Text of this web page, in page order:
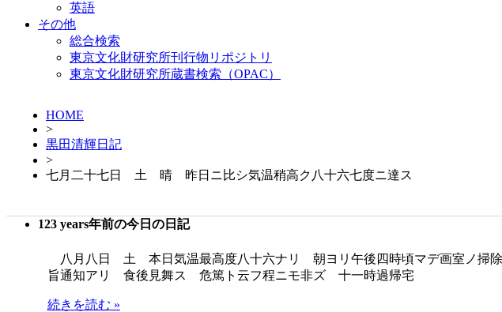
英語
その他
総合検索
東京文化財研究所刊行物リポジトリ
東京文化財研究所蔵書検索（OPAC）
HOME
>
黒田清輝日記
>
七月二十七日 土 晴 昨日ニ比シ気温稍高ク八十六七度ニ達ス
123 years年前の今日の日記
八月八日 土 本日気温最高度八十六ナリ 朝ヨリ午後四時頃マデ画室ノ掃
旨通知アリ 食後見舞ス 危篤ト云フ程ニモ非ズ 十一時過帰宅
続きを読む »